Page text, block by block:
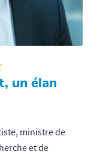
un élan
ministre de
et de